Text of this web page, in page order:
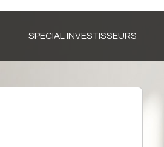
SPECIAL INVESTISSEURS